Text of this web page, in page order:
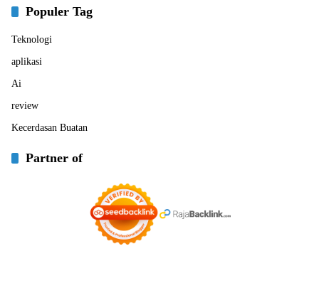
Populer Tag
Teknologi
aplikasi
Ai
review
Kecerdasan Buatan
Partner of